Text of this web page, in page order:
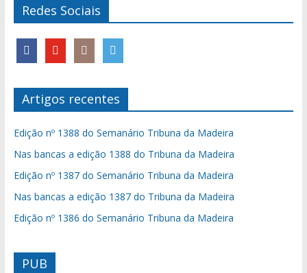
Redes Sociais
Artigos recentes
Edição nº 1388 do Semanário Tribuna da Madeira
Nas bancas a edição 1388 do Tribuna da Madeira
Edição nº 1387 do Semanário Tribuna da Madeira
Nas bancas a edição 1387 do Tribuna da Madeira
Edição nº 1386 do Semanário Tribuna da Madeira
PUB